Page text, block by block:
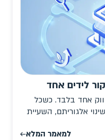
לידים אחד
אחד בלבד. כשכל
אלגוריתם, השעיית
למאמר המלא